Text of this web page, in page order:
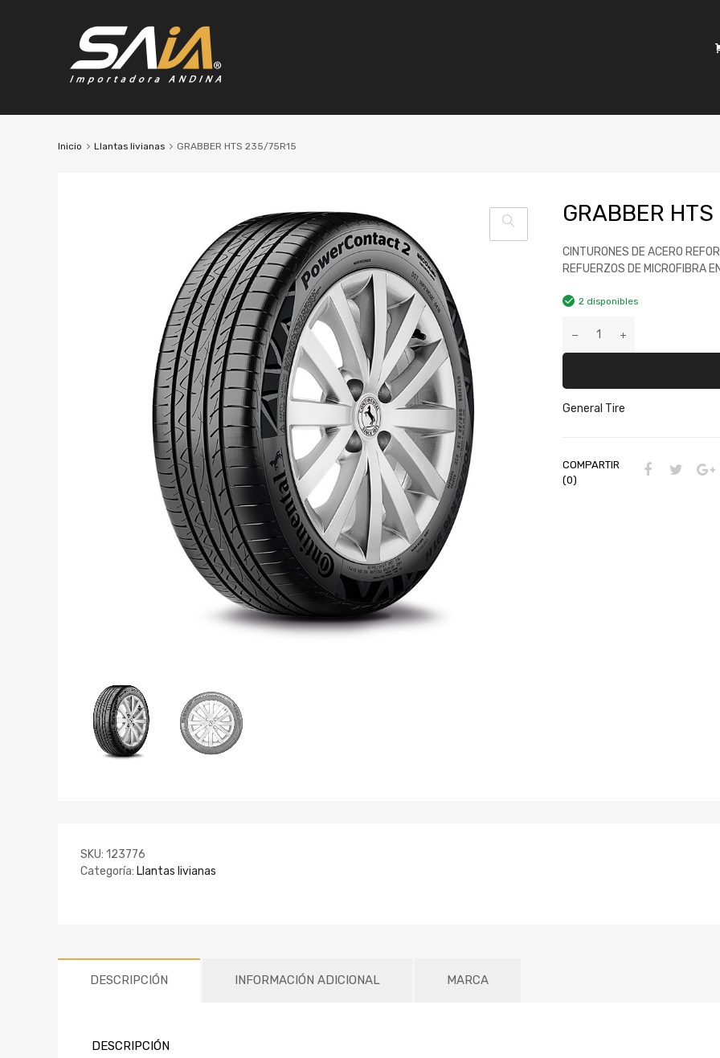
Inicio Llantas livianas GRABBER HTS 235/75R15
GRABBER
CINTURONES DE ACERO
REFUERZOS DE MICROFIBRA
2 disponibles
General Tire
COMPARTIR
(0)
SKU: 123776
Categoría: Llantas livianas
DESCRIPCIÓN INFORMACIÓN ADICIONAL MARCA
DESCRIPCIÓN